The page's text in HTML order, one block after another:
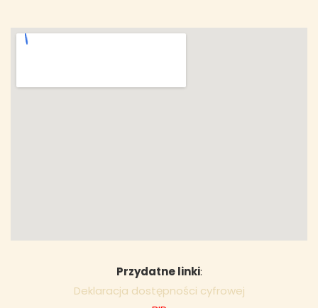
Przydatne linki:
Deklaracja dostępności cyfrowej